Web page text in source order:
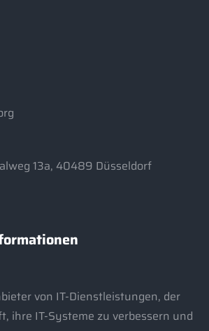
13a, 40489 Düsseldorf
von IT-Dienstleistungen, der
ihre IT-Systeme zu verbessern und